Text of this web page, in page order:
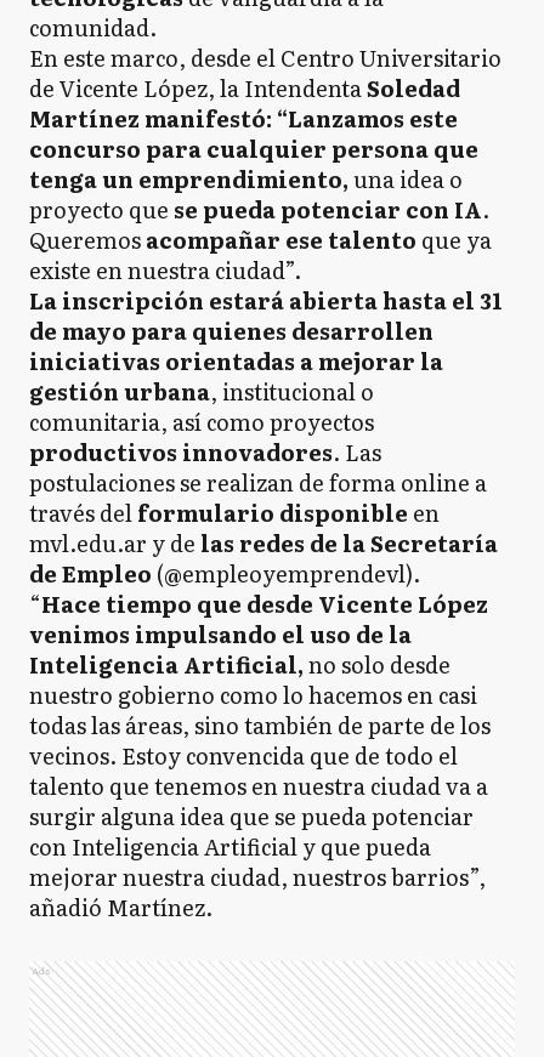
comunidad.
En este marco, desde el Centro Universitario
de Vicente López, la IntendentaSoledad
Martínez manifestó: “Lanzamos este
concurso para cualquier persona que
tenga un emprendimiento,una idea o
proyecto que se pueda potenciar con IA.
Queremosacompañar ese talento que ya
existe en nuestra ciudad”.
La inscripción estará abierta hasta el 31
de mayo para quienes desarrollen
iniciativas orientadas a mejorar la
gestión urbana, institucional o
comunitaria, así como proyectos
productivos innovadores. Las
postulaciones se realizan de forma online a
través delformulario disponible en
mvl.edu.ar y de las redes de la Secretaría
de Empleo (@empleoyemprendevl).
“Hace tiempo que desde Vicente López
venimos impulsando el uso de la
Inteligencia Artificial,no solo desde
nuestro gobierno como lo hacemos en casi
todas las áreas, sino también de parte de los
vecinos. Estoy convencida que de todo el
talento que tenemos en nuestra ciudad va a
surgir alguna idea que se pueda potenciar
con Inteligencia Artificial y que pueda
mejorar nuestra ciudad, nuestros barrios”,
añadió Martínez.
Ads